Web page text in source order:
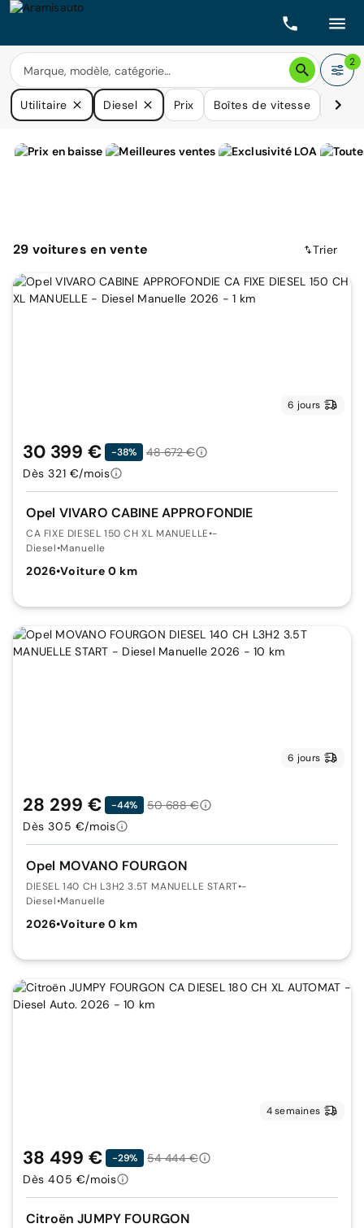
2
Utilitaire Diesel Prix Boîtes de vitesse
29 voitures en vente Trier
6 jours
Opel VIVARO CABINE APPROFONDIE
CA FIXE DIESEL 150 CH XL MANUELLE•-
Diesel•Manuelle
2026•Voiture 0 km
30 399 € -38%
48 672 €
Dès 321 €/mois
6 jours
Opel MOVANO FOURGON
DIESEL 140 CH L3H2 3.5T MANUELLE START•-
Diesel•Manuelle
2026•Voiture 0 km
28 299 € -44%
50 688 €
Dès 305 €/mois
4 semaines
Citroën JUMPY FOURGON
38 499 € -29%
54 444 €
Dès 405 €/mois